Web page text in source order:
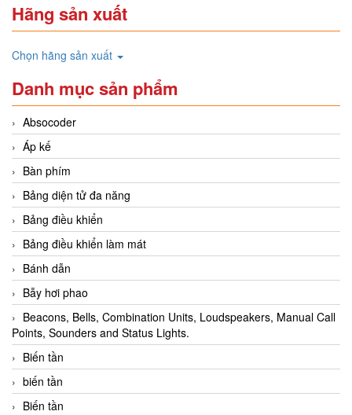
Hãng sản xuất
Chọn hãng sản xuất
Danh mục sản phẩm
Absocoder
Áp kế
Bàn phím
Bảng diện tử đa năng
Bảng điều khiển
Bảng điều khiển làm mát
Bánh dẫn
Bẫy hơi phao
Beacons, Bells, Combination Units, Loudspeakers, Manual Call
Points, Sounders and Status Lights.
Biến tần
biến tần
Biến tần